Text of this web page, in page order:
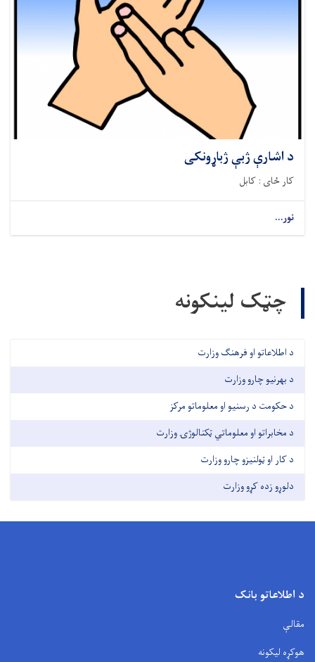
د اشارې ژبې ژباړونکی
کار ځای : کابل
نور...
چټک لینکونه
د اطلاعاتو او فرهنګ وزارت
د بهرنیو چارو وزارت
د حکومت د رسنیو او معلوماتو مرکز
د مخابراتو او معلوماتي ټکنالوژۍ وزارت
د کار او ټولنیزو چارو وزارت
دلوړو زده کړو وزارت
د اطلاعاتو بانک
مقالې
هوکړه لیکونه